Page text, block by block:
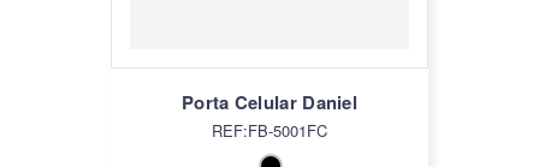
Porta Celular Daniel
REF:FB-5001FC